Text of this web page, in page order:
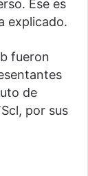
Ese es
explicado.
fueron
de
por sus